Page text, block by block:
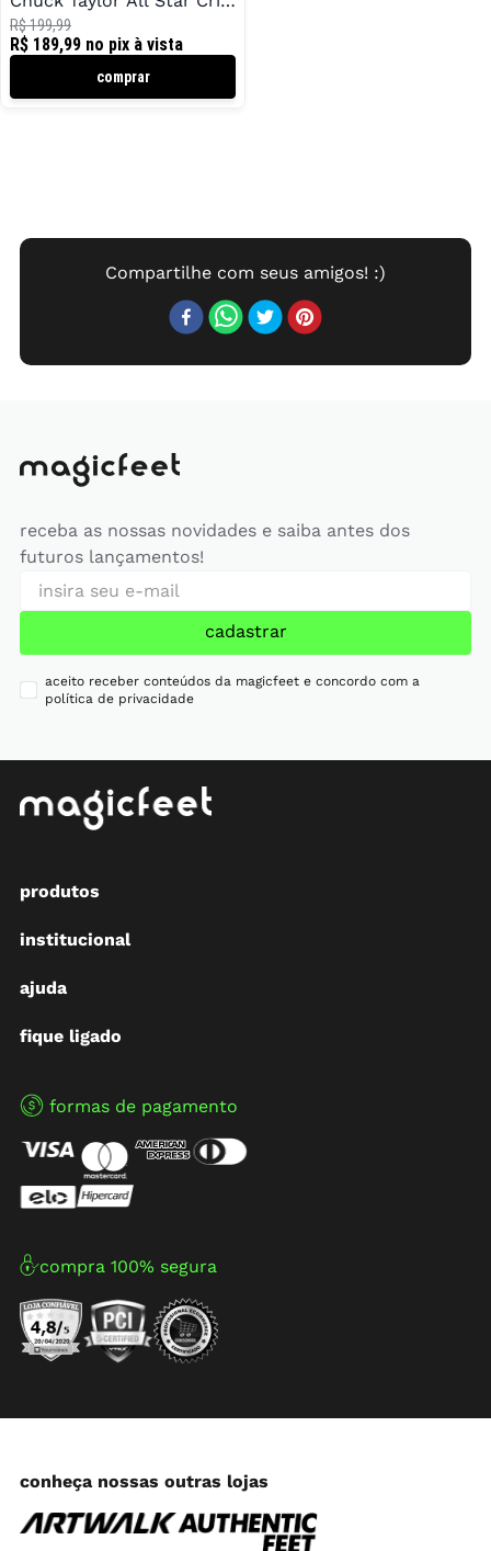
Infantil
R$ 189,99 no pix à vista
R$ 199,99
comprar
receba as nossas novidades e saiba antes dos
futuros lançamentos!
cadastrar
aceito receber conteúdos da magicfeet e concordo com a
política de privacidade
produtos
institucional
ajuda
fique ligado
formas de pagamento
compra 100% segura
conheça nossas outras lojas